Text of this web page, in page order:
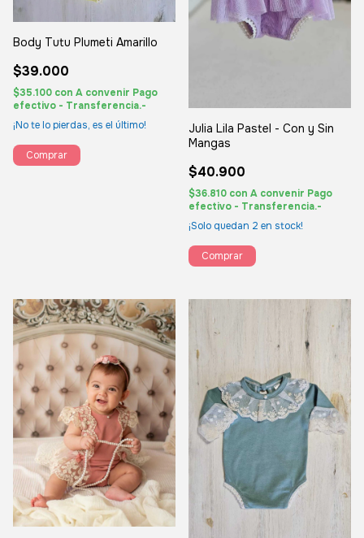
Body Tutu Plumeti Amarillo
$39.000
$35.100 con A convenir Pago
efectivo - Transferencia.-
¡No te lo pierdas, es el último!
Comprar
Julia Lila Pastel - Con y Sin
Mangas
$40.900
$36.810 con A convenir Pago
efectivo - Transferencia.-
¡Solo quedan 2 en stock!
Comprar